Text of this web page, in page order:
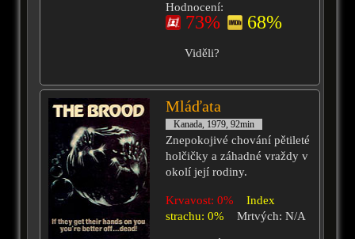
Hodnocení:
73% 68%
Viděli?
Mláďata
Kanada, 1979, 92min
Znepokojivé chování pětileté
holčičky a záhadné vraždy v
okolí její rodiny.
Krvavost: 0%
Index
strachu: 0%
Mrtvých: N/A